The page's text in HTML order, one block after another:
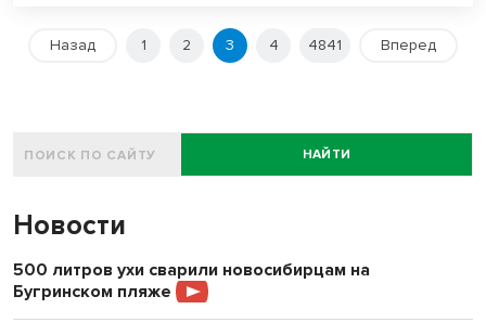
Назад 1 2 3 4 4841 Вперед
НАЙТИ
Новости
500 литров ухи сварили новосибирцам на
Бугринском пляже